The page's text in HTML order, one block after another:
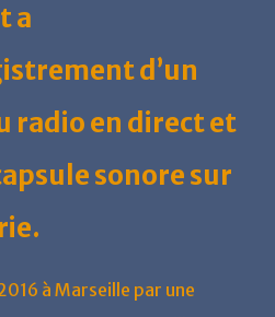
a
d’un
radio en direct et
sonore sur
à Marseille par une